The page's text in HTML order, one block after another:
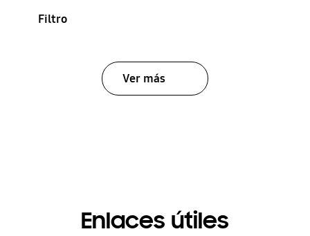
Filtro
Ver más
Enlaces útiles